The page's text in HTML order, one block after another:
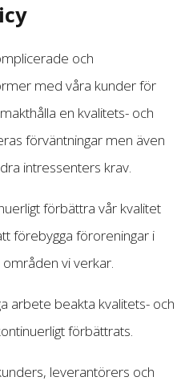
och
med våra kunder för
en kvalitets- och
förväntningar men även
intressenters krav.
förbättra vår kvalitet
förebygga föroreningar i
vi verkar.
arbete beakta kvalitets- och
förbättrats.
leverantörers och